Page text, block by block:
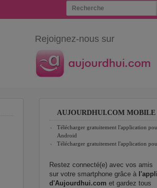
Rejoignez-nous sur
AUJOURDHUI.COM MOBILE
Télécharger gratuitement l'application
Android
Télécharger gratuitement l'application
Restez connecté(e) avec vos amis
sur votre smartphone grâce à l'appli
d'Aujourdhui.com et gardez tous